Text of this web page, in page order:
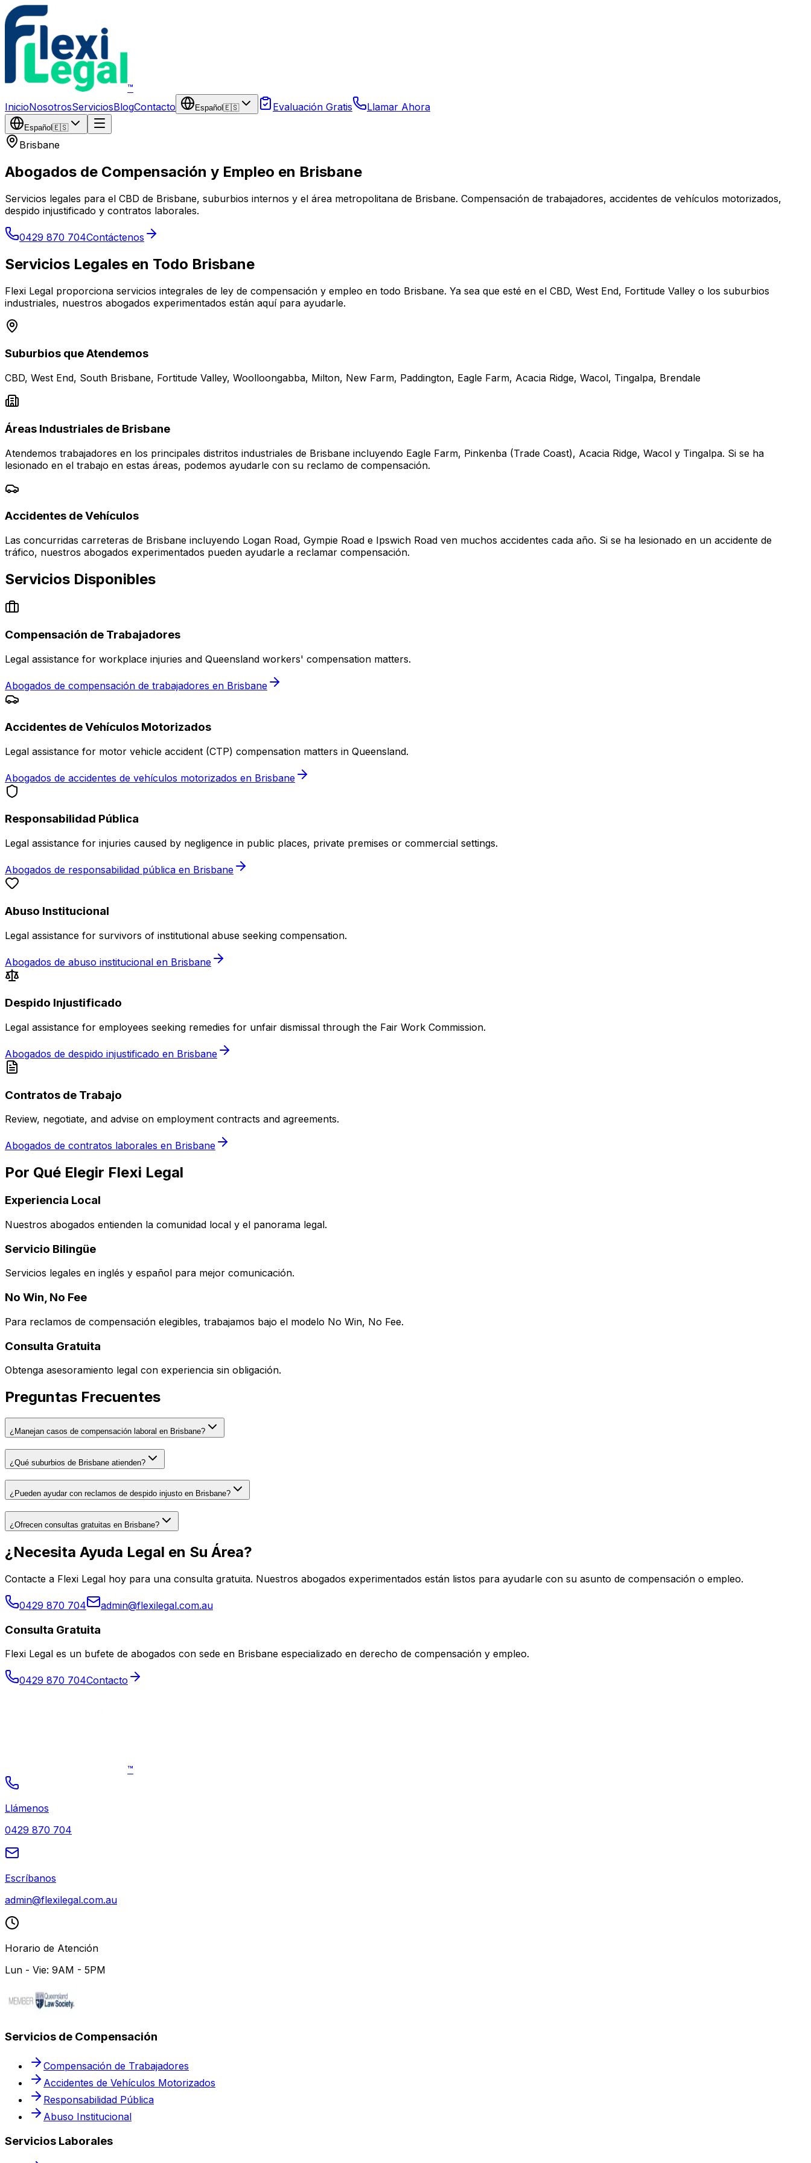
Saltar al contenido principal
™
InicioNosotrosServiciosBlogContacto Español 🇪🇸 Evaluación Gratis Llamar Ahora
Español 🇪🇸
Brisbane
Abogados de Compensación y Empleo en Brisbane
Servicios legales para el CBD de Brisbane, suburbios internos y el área metropolitana de Brisbane. Compensación de trabajadores, accidentes de vehículos motorizados,
despido injustificado y contratos laborales.
0429 870 704Contáctenos
Servicios Legales en Todo Brisbane
Flexi Legal proporciona servicios integrales de ley de compensación y empleo en todo Brisbane. Ya sea que esté en el CBD, West End, Fortitude Valley o los suburbios
industriales, nuestros abogados experimentados están aquí para ayudarle.
Suburbios que Atendemos
CBD, West End, South Brisbane, Fortitude Valley, Woolloongabba, Milton, New Farm, Paddington, Eagle Farm, Acacia Ridge, Wacol, Tingalpa, Brendale
Áreas Industriales de Brisbane
Atendemos trabajadores en los principales distritos industriales de Brisbane incluyendo Eagle Farm, Pinkenba (Trade Coast), Acacia Ridge, Wacol y Tingalpa. Si se ha
lesionado en el trabajo en estas áreas, podemos ayudarle con su reclamo de compensación.
Accidentes de Vehículos
Las concurridas carreteras de Brisbane incluyendo Logan Road, Gympie Road e Ipswich Road ven muchos accidentes cada año. Si se ha lesionado en un accidente de
tráfico, nuestros abogados experimentados pueden ayudarle a reclamar compensación.
Servicios Disponibles
Compensación de Trabajadores
Legal assistance for workplace injuries and Queensland workers' compensation matters.
Abogados de compensación de trabajadores en Brisbane
Accidentes de Vehículos Motorizados
Legal assistance for motor vehicle accident (CTP) compensation matters in Queensland.
Abogados de accidentes de vehículos motorizados en Brisbane
Responsabilidad Pública
Legal assistance for injuries caused by negligence in public places, private premises or commercial settings.
Abogados de responsabilidad pública en Brisbane
Abuso Institucional
Legal assistance for survivors of institutional abuse seeking compensation.
Abogados de abuso institucional en Brisbane
Despido Injustificado
Legal assistance for employees seeking remedies for unfair dismissal through the Fair Work Commission.
Abogados de despido injustificado en Brisbane
Contratos de Trabajo
Review, negotiate, and advise on employment contracts and agreements.
Abogados de contratos laborales en Brisbane
Por Qué Elegir Flexi Legal
Experiencia Local
Nuestros abogados entienden la comunidad local y el panorama legal.
Servicio Bilingüe
Servicios legales en inglés y español para mejor comunicación.
No Win, No Fee
Para reclamos de compensación elegibles, trabajamos bajo el modelo No Win, No Fee.
Consulta Gratuita
Obtenga asesoramiento legal con experiencia sin obligación.
Preguntas Frecuentes
¿Manejan casos de compensación laboral en Brisbane?
¿Qué suburbios de Brisbane atienden?
¿Pueden ayudar con reclamos de despido injusto en Brisbane?
¿Ofrecen consultas gratuitas en Brisbane?
¿Necesita Ayuda Legal en Su Área?
Contacte a Flexi Legal hoy para una consulta gratuita. Nuestros abogados experimentados están listos para ayudarle con su asunto de compensación o empleo.
0429 870 704 admin@flexilegal.com.au
Consulta Gratuita
Flexi Legal es un bufete de abogados con sede en Brisbane especializado en derecho de compensación y empleo.
0429 870 704Contacto
™
Llámenos
0429 870 704
Escríbanos
admin@flexilegal.com.au
Horario de Atención
Lun - Vie: 9AM - 5PM
Servicios de Compensación
Compensación de Trabajadores
Accidentes de Vehículos Motorizados
Responsabilidad Pública
Abuso Institucional
Servicios Laborales